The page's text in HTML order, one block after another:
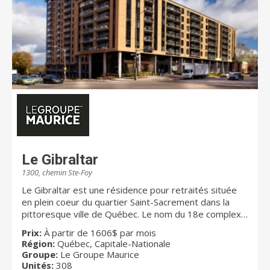
Le Gibraltar
1300, chemin Ste-Foy
Le Gibraltar est une résidence pour retraités située
en plein coeur du quartier Saint-Sacrement dans la
pittoresque ville de Québec. Le nom du 18e complexe
résidentiel pour retraités du Groupe Maurice tire son
inspiration du surnom attribué à la Citadelle de
Québec, la plus importante forteresse britannique
jamais construite en Amérique du Nord. En effet,
Prix: À partir de 1606$ par mois
Région: Québec, Capitale-Nationale
Groupe: Le Groupe Maurice
Unités: 308